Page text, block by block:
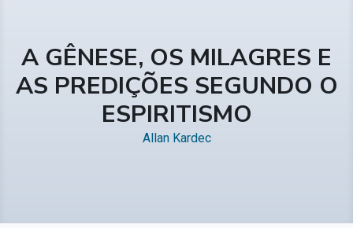
A GÊNESE, OS MILAGRES E
AS PREDIÇÕES SEGUNDO O
ESPIRITISMO
Allan Kardec